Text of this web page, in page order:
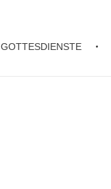
GOTTESDIENSTE